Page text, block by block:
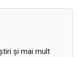
și mai mult